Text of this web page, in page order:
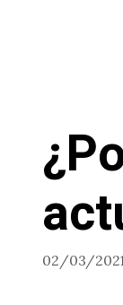
02/03/2021